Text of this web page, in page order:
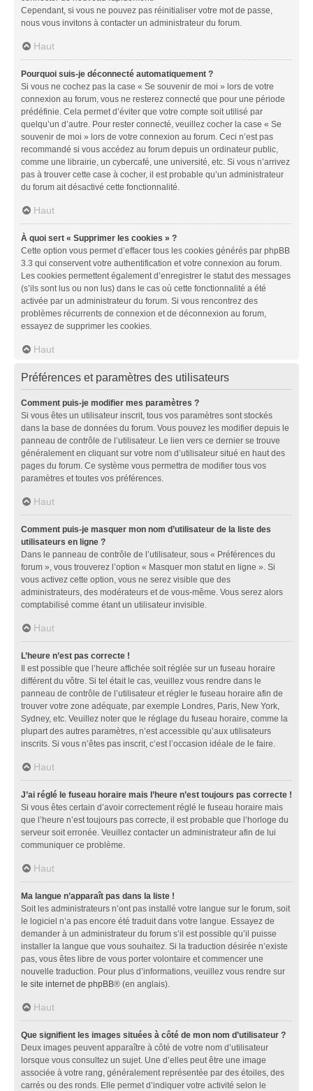
Cependant, si vous ne pouvez pas réinitialiser votre mot de passe,
nous vous invitons à contacter un administrateur du forum.
Haut
Pourquoi suis-je déconnecté automatiquement ?
Si vous ne cochez pas la case « Se souvenir de moi » lors de votre
connexion au forum, vous ne resterez connecté que pour une période
prédéfinie. Cela permet d’éviter que votre compte soit utilisé par
quelqu’un d’autre. Pour rester connecté, veuillez cocher la case « Se
souvenir de moi » lors de votre connexion au forum. Ceci n’est pas
recommandé si vous accédez au forum depuis un ordinateur public,
comme une librairie, un cybercafé, une université, etc. Si vous n’arrivez
pas à trouver cette case à cocher, il est probable qu’un administrateur
du forum ait désactivé cette fonctionnalité.
Haut
À quoi sert « Supprimer les cookies » ?
Cette option vous permet d’effacer tous les cookies générés par phpBB
3.3 qui conservent votre authentification et votre connexion au forum.
Les cookies permettent également d’enregistrer le statut des messages
(s’ils sont lus ou non lus) dans le cas où cette fonctionnalité a été
activée par un administrateur du forum. Si vous rencontrez des
problèmes récurrents de connexion et de déconnexion au forum,
essayez de supprimer les cookies.
Haut
Préférences et paramètres des utilisateurs
Comment puis-je modifier mes paramètres ?
Si vous êtes un utilisateur inscrit, tous vos paramètres sont stockés
dans la base de données du forum. Vous pouvez les modifier depuis le
panneau de contrôle de l’utilisateur. Le lien vers ce dernier se trouve
généralement en cliquant sur votre nom d’utilisateur situé en haut des
pages du forum. Ce système vous permettra de modifier tous vos
paramètres et toutes vos préférences.
Haut
Comment puis-je masquer mon nom d’utilisateur de la liste des
utilisateurs en ligne ?
Dans le panneau de contrôle de l’utilisateur, sous « Préférences du
forum », vous trouverez l’option « Masquer mon statut en ligne ». Si
vous activez cette option, vous ne serez visible que des
administrateurs, des modérateurs et de vous-même. Vous serez alors
comptabilisé comme étant un utilisateur invisible.
Haut
L’heure n’est pas correcte !
Il est possible que l’heure affichée soit réglée sur un fuseau horaire
différent du vôtre. Si tel était le cas, veuillez vous rendre dans le
panneau de contrôle de l’utilisateur et régler le fuseau horaire afin de
trouver votre zone adéquate, par exemple Londres, Paris, New York,
Sydney, etc. Veuillez noter que le réglage du fuseau horaire, comme la
plupart des autres paramètres, n’est accessible qu’aux utilisateurs
inscrits. Si vous n’êtes pas inscrit, c’est l’occasion idéale de le faire.
Haut
J’ai réglé le fuseau horaire mais l’heure n’est toujours pas correcte !
Si vous êtes certain d’avoir correctement réglé le fuseau horaire mais
que l’heure n’est toujours pas correcte, il est probable que l’horloge du
serveur soit erronée. Veuillez contacter un administrateur afin de lui
communiquer ce problème.
Haut
Ma langue n’apparaît pas dans la liste !
Soit les administrateurs n’ont pas installé votre langue sur le forum, soit
le logiciel n’a pas encore été traduit dans votre langue. Essayez de
demander à un administrateur du forum s’il est possible qu’il puisse
installer la langue que vous souhaitez. Si la traduction désirée n’existe
pas, vous êtes libre de vous porter volontaire et commencer une
nouvelle traduction. Pour plus d’informations, veuillez vous rendre sur
le site internet de phpBB® (en anglais).
Haut
Que signifient les images situées à côté de mon nom d’utilisateur ?
Deux images peuvent apparaître à côté de votre nom d’utilisateur
lorsque vous consultez un sujet. Une d’elles peut être une image
associée à votre rang, généralement représentée par des étoiles, des
carrés ou des ronds. Elle permet d’indiquer votre activité selon le